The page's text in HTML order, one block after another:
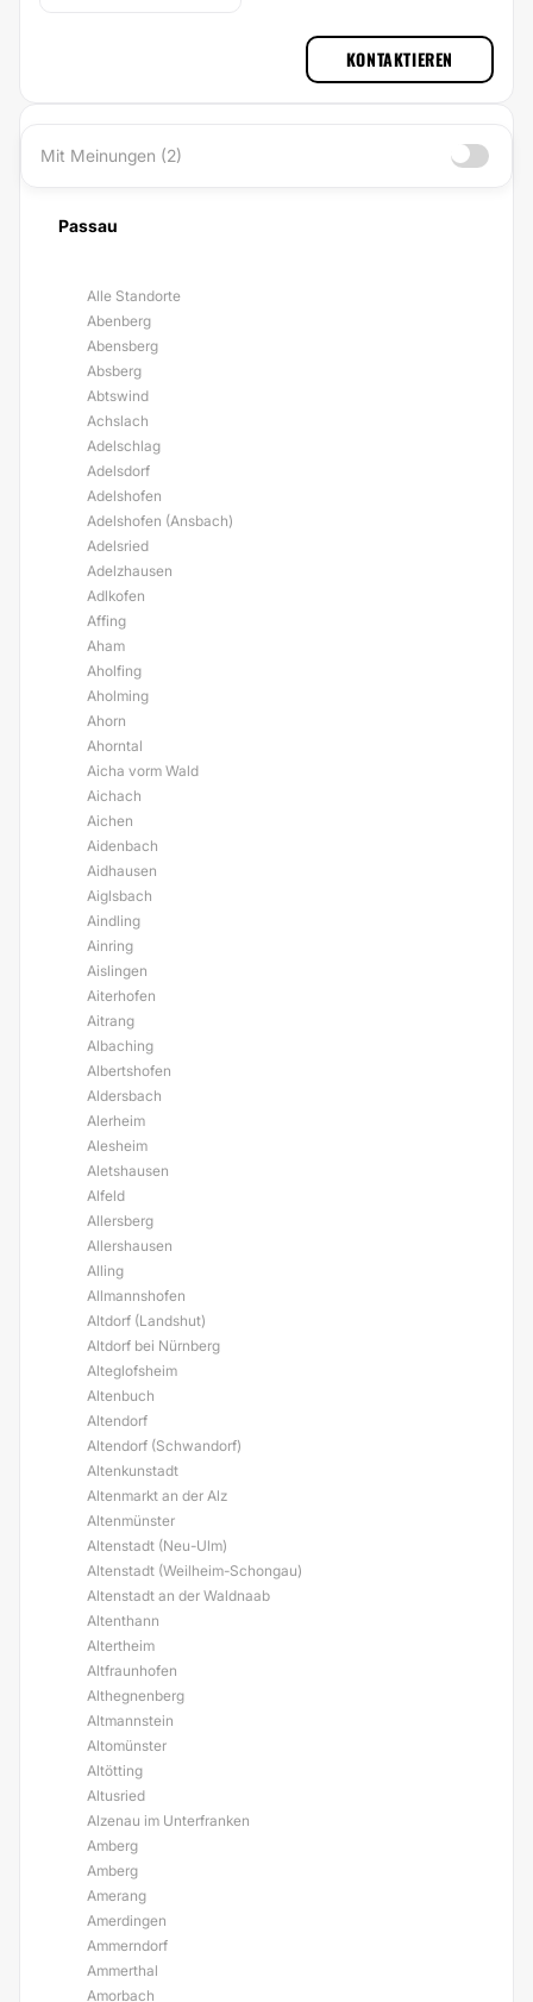
KONTAKTIEREN
Mit Meinungen (2)
Passau
Alle Standorte
Abenberg
Abensberg
Absberg
Abtswind
Achslach
Adelschlag
Adelsdorf
Adelshofen
Adelshofen (Ansbach)
Adelsried
Adelzhausen
Adlkofen
Affing
Aham
Aholfing
Aholming
Ahorn
Ahorntal
Aicha vorm Wald
Aichach
Aichen
Aidenbach
Aidhausen
Aiglsbach
Aindling
Ainring
Aislingen
Aiterhofen
Aitrang
Albaching
Albertshofen
Aldersbach
Alerheim
Alesheim
Aletshausen
Alfeld
Allersberg
Allershausen
Alling
Allmannshofen
Altdorf (Landshut)
Altdorf bei Nürnberg
Alteglofsheim
Altenbuch
Altendorf
Altendorf (Schwandorf)
Altenkunstadt
Altenmarkt an der Alz
Altenmünster
Altenstadt (Neu-Ulm)
Altenstadt (Weilheim-Schongau)
Altenstadt an der Waldnaab
Altenthann
Altertheim
Altfraunhofen
Althegnenberg
Altmannstein
Altomünster
Altötting
Altusried
Alzenau im Unterfranken
Amberg
Amberg
Amerang
Amerdingen
Ammerndorf
Ammerthal
Amorbach